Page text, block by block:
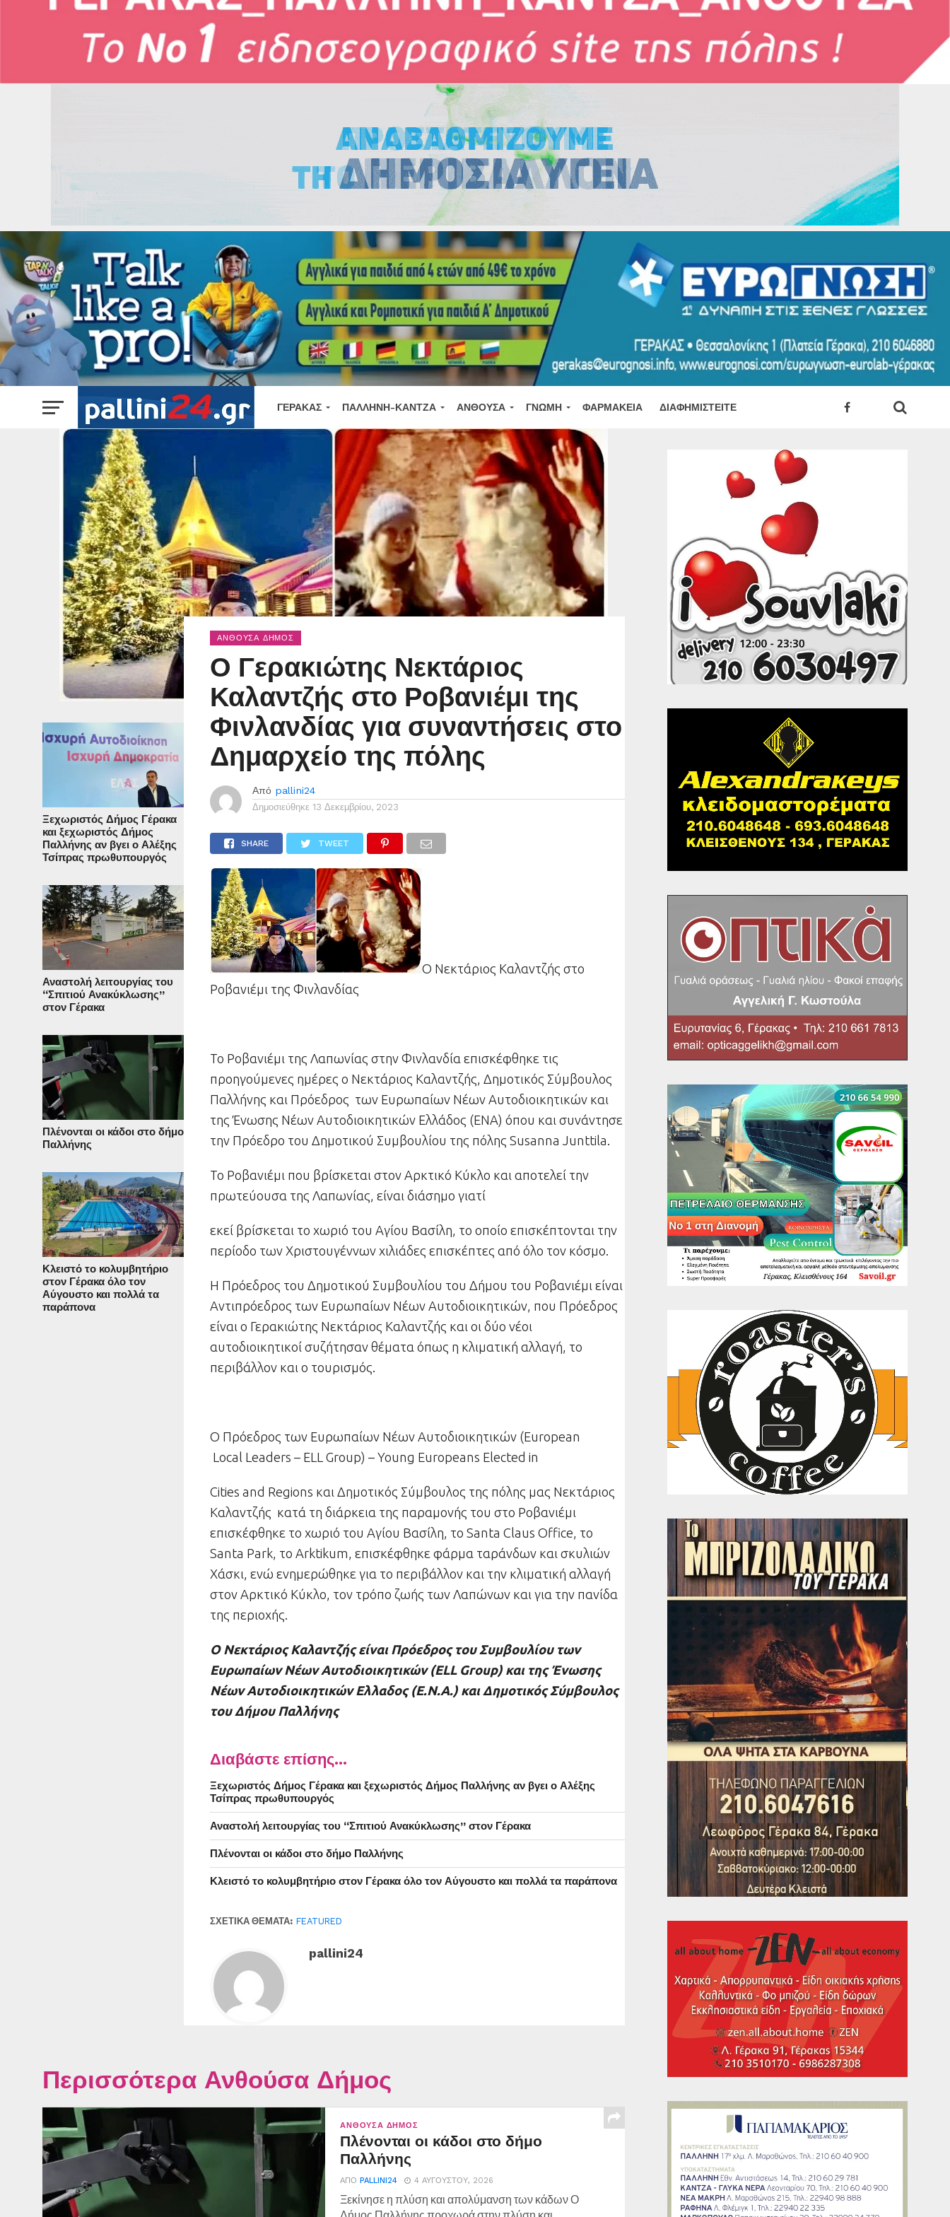
ΓΈΡΑΚΑΣ ΠΑΛΛΉΝΗ-ΚΆΝΤΖΑ ΑΝΘΟΎΣΑ ΓΝΏΜΗ ΦΑΡΜΑΚΕΊΑ ΔΙΑΦΗΜΙΣΤΕΊΤΕ
Ξεχωριστός Δήμος Γέρακα
και ξεχωριστός Δήμος
Παλλήνης αν βγει ο Αλέξης
Τσίπρας πρωθυπουργός
Αναστολή λειτουργίας του
“Σπιτιού Ανακύκλωσης”
στον Γέρακα
Πλένονται οι κάδοι στο δήμο
Παλλήνης
Κλειστό το κολυμβητήριο
στον Γέρακα όλο τον
Αύγουστο και πολλά τα
παράπονα
ΑΝΘΟΎΣΑ ΔΉΜΟΣ
Ο Γερακιώτης Νεκτάριος
Καλαντζής στο Ροβανιέμι της
Φινλανδίας για συναντήσεις στο
Δημαρχείο της πόλης
Από pallini24
Δημοσιεύθηκε 13 Δεκεμβρίου, 2023
SHARE TWEET
Ο Νεκτάριος Καλαντζής στο
Ροβανιέμι της Φινλανδίας
Το Ροβανιέμι της Λαπωνίας στην Φινλανδία επισκέφθηκε τις
προηγούμενες ημέρες ο Νεκτάριος Καλαντζής, Δημοτικός Σύμβουλος
Παλλήνης και Πρόεδρος των Ευρωπαίων ΝέωνΑυτοδιοικητικών και
της Ένωσης ΝέωνΑυτοδιοικητικών Ελλάδος (ΕΝΑ) όπου και συνάντησε
την Πρόεδρο του Δημοτικού Συμβουλίου της πόλης Susanna Junttila.
To Ροβανιέμι που βρίσκεται στον Αρκτικό Κύκλο και αποτελεί την
πρωτεύουσα της Λαπωνίας, είναι διάσημο γιατί
εκεί βρίσκεται το χωριό του Αγίου Βασίλη, το οποίο επισκέπτονται την
περίοδο των Χριστουγέννων χιλιάδες επισκέπτες από όλο τον κόσμο.
Η Πρόεδρος του Δημοτικού Συμβουλίου του Δήμου του Ροβανιέμι είναι
Αντιπρόεδρος των Ευρωπαίων ΝέωνΑυτοδιοικητικών, που Πρόεδρος
είναι ο Γερακιώτης Νεκτάριος Καλαντζής και οι δύο νέοι
αυτοδιοικητικοί συζήτησαν θέματα όπως η κλιματική αλλαγή, το
περιβάλλον και ο τουρισμός.
Ο Πρόεδρος των Ευρωπαίων ΝέωνΑυτοδιοικητικών (European
Local Leaders – ELL Group) –Young Europeans Elected in
Cities and Regions και Δημοτικός Σύμβουλος της πόλης μας Νεκτάριος
Καλαντζής κατά τη διάρκεια της παραμονής του στο Ροβανιέμι
επισκέφθηκε το χωριό του Αγίου Βασίλη, το Santa Claus Office, το
Santa Park, το Arktikum, επισκέφθηκε φάρμα ταράνδων και σκυλιών
Χάσκι, ενώ ενημερώθηκε για το περιβάλλον και την κλιματική αλλαγή
στον Αρκτικό Κύκλο, τον τρόπο ζωής των Λαπώνων και για την πανίδα
της περιοχής.
Ο Νεκτάριος Καλαντζής είναι Πρόεδρος του Συμβουλίου των
Ευρωπαίων Νέων Αυτοδιοικητικών (ELL Group) και της Ένωσης
Νέων Αυτοδιοικητικών Ελλαδος (Ε.Ν.Α.) και Δημοτικός Σύμβουλος
του Δήμου Παλλήνης
Διαβάστε επίσης...
Ξεχωριστός Δήμος Γέρακα και ξεχωριστός Δήμος Παλλήνης αν βγει ο Αλέξης
Τσίπρας πρωθυπουργός
Αναστολή λειτουργίας του “Σπιτιού Ανακύκλωσης” στον Γέρακα
Πλένονται οι κάδοι στο δήμο Παλλήνης
Κλειστό το κολυμβητήριο στον Γέρακα όλο τον Αύγουστο και πολλά τα παράπονα
ΣΧΕΤΙΚΆ ΘΈΜΑΤΑ: FEATURED
pallini24
Περισσότερα Ανθούσα Δήμος
ΑΝΘΟΎΣΑ ΔΉΜΟΣ
Πλένονται οι κάδοι στο δήμο
Παλλήνης
ΑΠΌ PALLINI24 4 ΑΥΓΟΎΣΤΟΥ, 2026
Ξεκίνησε η πλύση και απολύμανση των κάδων Ο